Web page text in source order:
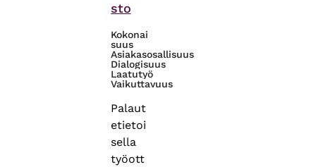
sto
Kokonai
suus
Asiakasosallisuus
Dialogisuus
Laatutyö
Vaikuttavuus
Palaut
etietoi
sella
työott